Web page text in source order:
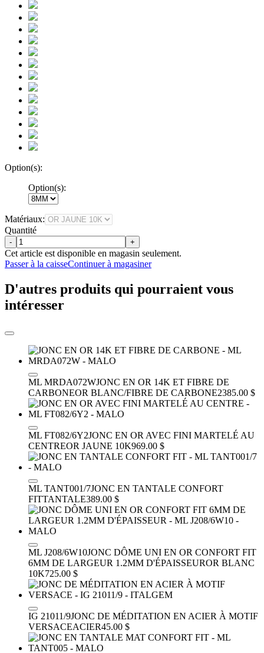
Option(s):
Option(s):
Matériaux:
Quantité
- +
Cet article est disponible en magasin seulement.
Passer à la caisseContinuer à magasiner
D'autres produits qui pourraient vous
intéresser
ML MRDA072WJONC EN OR 14K ET FIBRE DE
CARBONEOR BLANC/FIBRE DE CARBONE2385.00 $
ML FT082/6Y2JONC EN OR AVEC FINI MARTELÉ AU
CENTREOR JAUNE 10K969.00 $
ML TANT001/7JONC EN TANTALE CONFORT
FITTANTALE389.00 $
ML J208/6W10JONC DÔME UNI EN OR CONFORT FIT
6MM DE LARGEUR 1.2MM D'ÉPAISSEUROR BLANC
10K725.00 $
IG 21011/9JONC DE MÉDITATION EN ACIER À MOTIF
VERSACEACIER45.00 $